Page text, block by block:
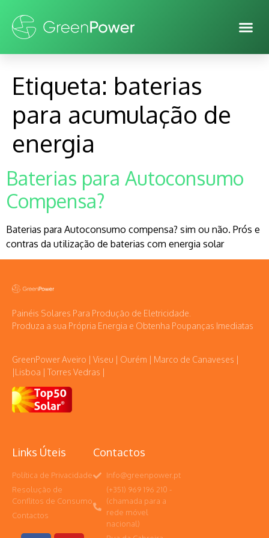
Etiqueta: baterias
para acumulação de
energia
Baterias para Autoconsumo
Compensa?
Baterias para Autoconsumo compensa? sim ou não. Prós e
contras da utilização de baterias com energia solar
Painéis Solares Para Produção de Eletricidade.
Produza a sua Própria Energia e Obtenha Poupanças Imediatas
GreenPower Aveiro | Viseu | Ourém | Marco de Canaveses |
|Lisboa | Torres Vedras |
Links Úteis
Política de Privacidade
Resolução de
Conflitos de Consumo
Contactos
Contactos
Info@greenpower.pt
(+351) 969 196 210 -
(chamada para a
rede móvel
nacional)